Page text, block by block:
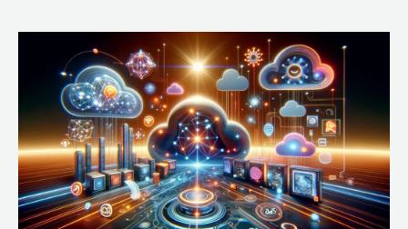
Nuvem:
Google
Cloud,
AWS
e